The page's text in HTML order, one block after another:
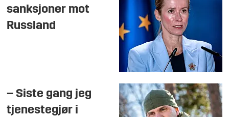
sanksjoner mot
Russland
– Siste gang jeg
tjenestegjør i